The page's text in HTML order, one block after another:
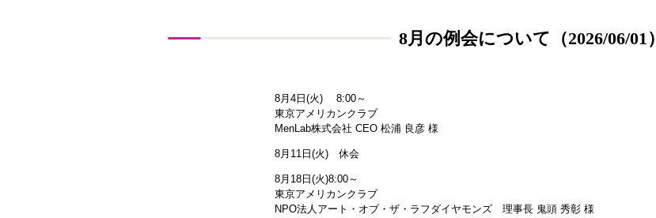
8月の例会について（2026/06/01）
8月4日(火) 8:00～
東京アメリカンクラブ
MenLab株式会社 CEO 松浦 良彦 様
8月11日(火) 休会
8月18日(火)8:00～
東京アメリカンクラブ
NPO法人アート・オブ・ザ・ラフダイヤモンズ 理事長 鬼頭 秀彰 様